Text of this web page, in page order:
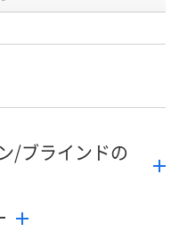
カゴへ カ
/ブラインドの